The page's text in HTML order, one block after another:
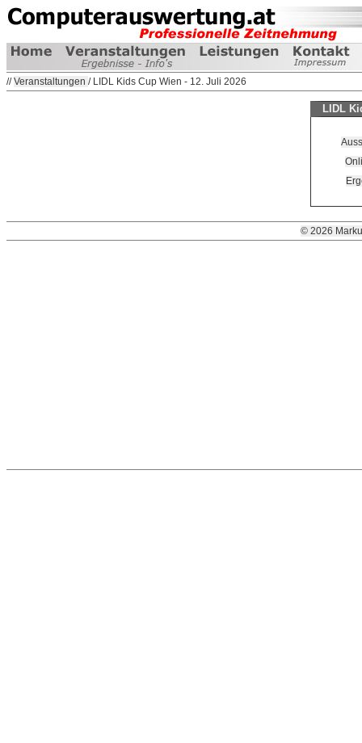
//Veranstaltungen / LIDL Kids Cup Wien - 12. Juli 2026
LIDL
© 2026